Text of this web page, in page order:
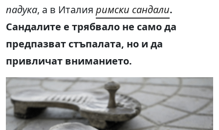
падука, а в Италия римски сандали.
Сандалите е трябвало не само да
предпазват стъпалата, но и да
привличат вниманието.